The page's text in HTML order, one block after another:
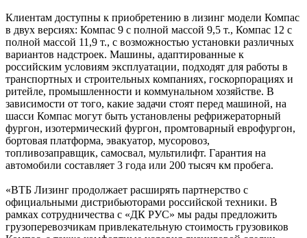
Клиентам доступны к приобретению в лизинг модели Компас
в двух версиях: Компас 9 с полной массой 9,5 т., Компас 12 с
полной массой 11,9 т., с возможностью установки различных
вариантов надстроек. Машины, адаптированные к
российским условиям эксплуатации, подходят для работы в
транспортных и строительных компаниях, госкорпорациях и
ритейле, промышленности и коммунальном хозяйстве. В
зависимости от того, какие задачи стоят перед машиной, на
шасси Компас могут быть установлены рефрижераторный
фургон, изотермический фургон, промтоварный еврофургон,
бортовая платформа, эвакуатор, мусоровоз,
топливозаправщик, самосвал, мультилифт. Гарантия на
автомобили составляет 3 года или 200 тысяч км пробега.
«ВТБ Лизинг продолжает расширять партнерство с
официальными дистрибьюторами российской техники. В
рамках сотрудничества с «ДК РУС» мы рады предложить
грузоперевозчикам привлекательную стоимость грузовиков